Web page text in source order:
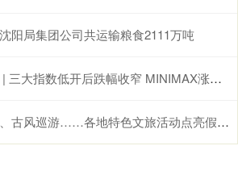
阳局集团公司共运输粮食2111万吨
数低开后跌幅收窄 MINIMAX涨超20%领跑AI应用股
风巡游……各地特色文旅活动点亮假期生活